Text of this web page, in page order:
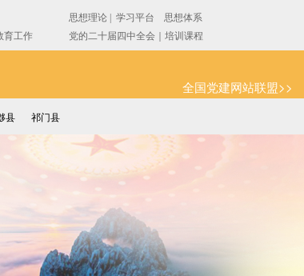
全国党建网站联盟>>
县 祁门县